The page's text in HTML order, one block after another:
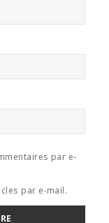
par e-
par e-mail.